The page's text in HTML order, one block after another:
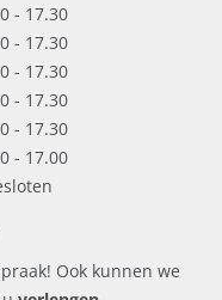
- 17.30
- 17.30
- 17.30
- 17.30
- 17.30
- 17.00
Ook kunnen we